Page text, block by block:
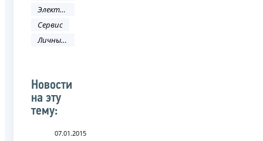
Электронные сервисы
Сервис
Личный кабинет
Новости
на эту
тему:
07.01.2015